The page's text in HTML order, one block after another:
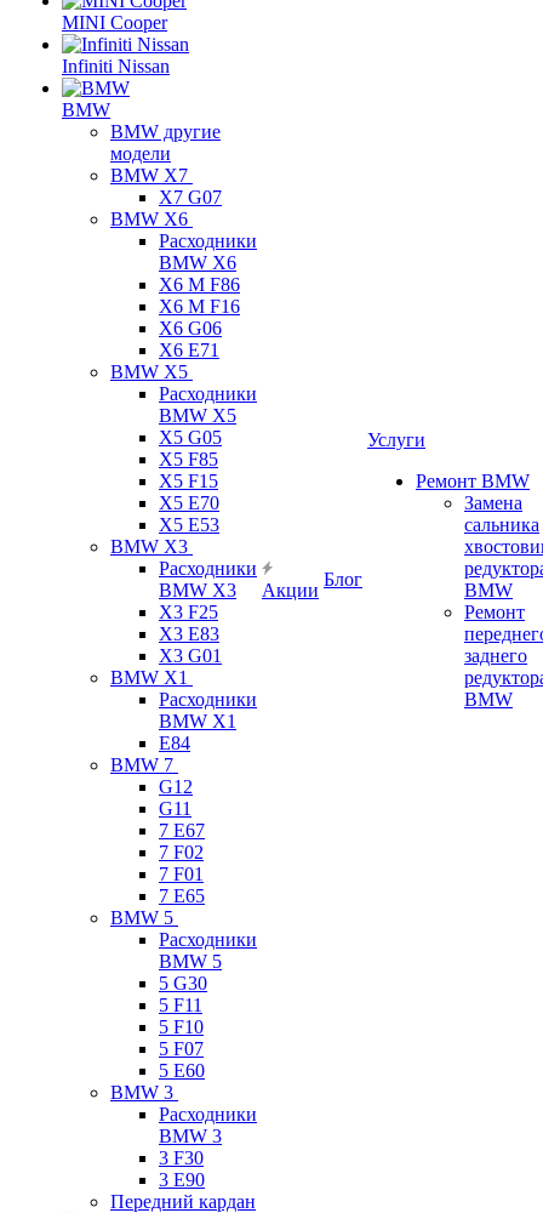
MINI Cooper
Infiniti Nissan
BMW
BMW другие
модели
BMW X7
X7 G07
BMW X6
Расходники
BMW X6
X6 M F86
X6 M F16
X6 G06
X6 E71
BMW X5
Расходники
BMW X5
X5 G05
X5 F85
X5 F15
X5 E70
X5 E53
BMW X3
Расходники
BMW X3
X3 F25
X3 E83
X3 G01
BMW X1
Расходники
BMW X1
E84
BMW 7
G12
G11
7 Е67
7 F02
7 F01
7 E65
BMW 5
Расходники
BMW 5
5 G30
5 F11
5 F10
5 F07
5 E60
BMW 3
Расходники
BMW 3
3 F30
3 E90
Передний кардан
Акции
Блог
Услуги
Ремонт BMW
Замена
сальника
BMW
Ремонт
заднего
BMW